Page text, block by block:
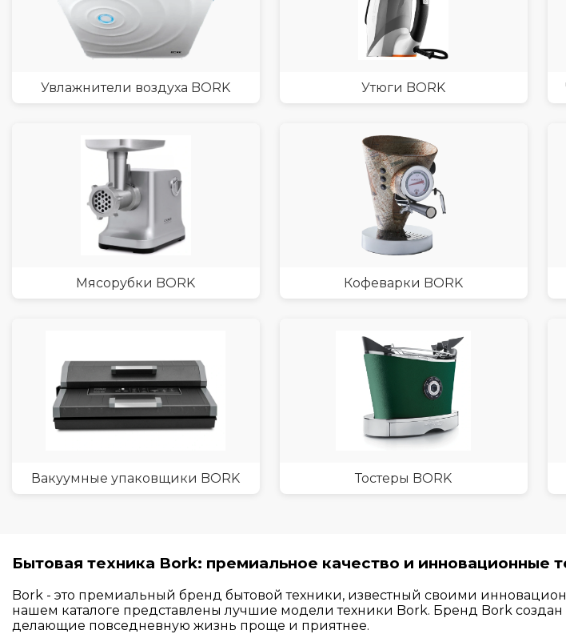
Увлажнители воздуха BORK Утюги BORK
Мясорубки BORK Кофеварки BORK
Вакуумные упаковщики BORK Тостеры BORK
Бытовая техника Bork: премиальное качество и инновационные
Bork - это премиальный бренд бытовой техники, известный своими
нашем каталоге представлены лучшие модели техники Bork. Бренд Bork
делающие повседневную жизнь проще и приятнее.